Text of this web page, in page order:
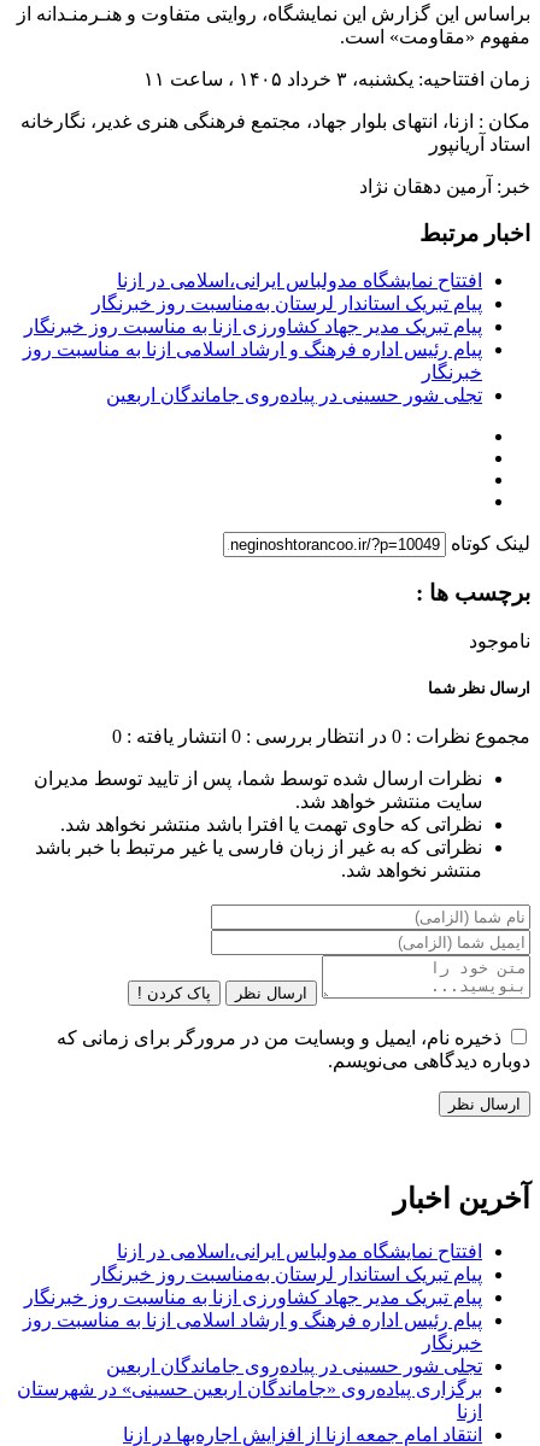
براساس این گزارش این نمایشگاه، روایتی متفاوت و هنـرمنـدانه از
مفهوم «مقاومت» است.
زمان افتتاحیه: یکشنبه، ۳ خرداد ۱۴۰۵ ، ساعت ۱۱
مکان : ازنا، انتهای بلوار جهاد، مجتمع فرهنگی هنری غدیر، نگارخانه
استاد آریانپور
خبر: آرمین دهقان نژاد
اخبار مرتبط
افتتاح نمایشگاه مدولباس ایرانی،اسلامی در ازنا
پیام تبریک استاندار لرستان به‌مناسبت روز خبرنگار
پیام تبریک مدیر جهاد کشاورزی ازنا به مناسبت روز خبرنگار
پیام رئیس اداره فرهنگ و ارشاد اسلامی ازنا به مناسبت روز
خبرنگار
تجلی شور حسینی در پیاده‌روی جاماندگان اربعین
لینک کوتاه
برچسب ها :
ناموجود
ارسال نظر شما
مجموع نظرات : 0 در انتظار بررسی : 0 انتشار یافته : 0
نظرات ارسال شده توسط شما، پس از تایید توسط مدیران
سایت منتشر خواهد شد.
نظراتی که حاوی تهمت یا افترا باشد منتشر نخواهد شد.
نظراتی که به غیر از زبان فارسی یا غیر مرتبط با خبر باشد
منتشر نخواهد شد.
ارسال نظر پاک کردن !
ذخیره نام، ایمیل و وبسایت من در مرورگر برای زمانی که
دوباره دیدگاهی می‌نویسم.
آخرین اخبار
افتتاح نمایشگاه مدولباس ایرانی،اسلامی در ازنا
پیام تبریک استاندار لرستان به‌مناسبت روز خبرنگار
پیام تبریک مدیر جهاد کشاورزی ازنا به مناسبت روز خبرنگار
پیام رئیس اداره فرهنگ و ارشاد اسلامی ازنا به مناسبت روز
خبرنگار
تجلی شور حسینی در پیاده‌روی جاماندگان اربعین
برگزاری پیاده‌روی «جاماندگان اربعین حسینی» در شهرستان
ازنا
انتقاد امام جمعه ازنا از افزایش اجاره‌بها در ازنا